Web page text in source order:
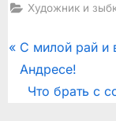
Художник и
Post
navigation
P
r
С милой рай и
Андресе!
N
Что брать с